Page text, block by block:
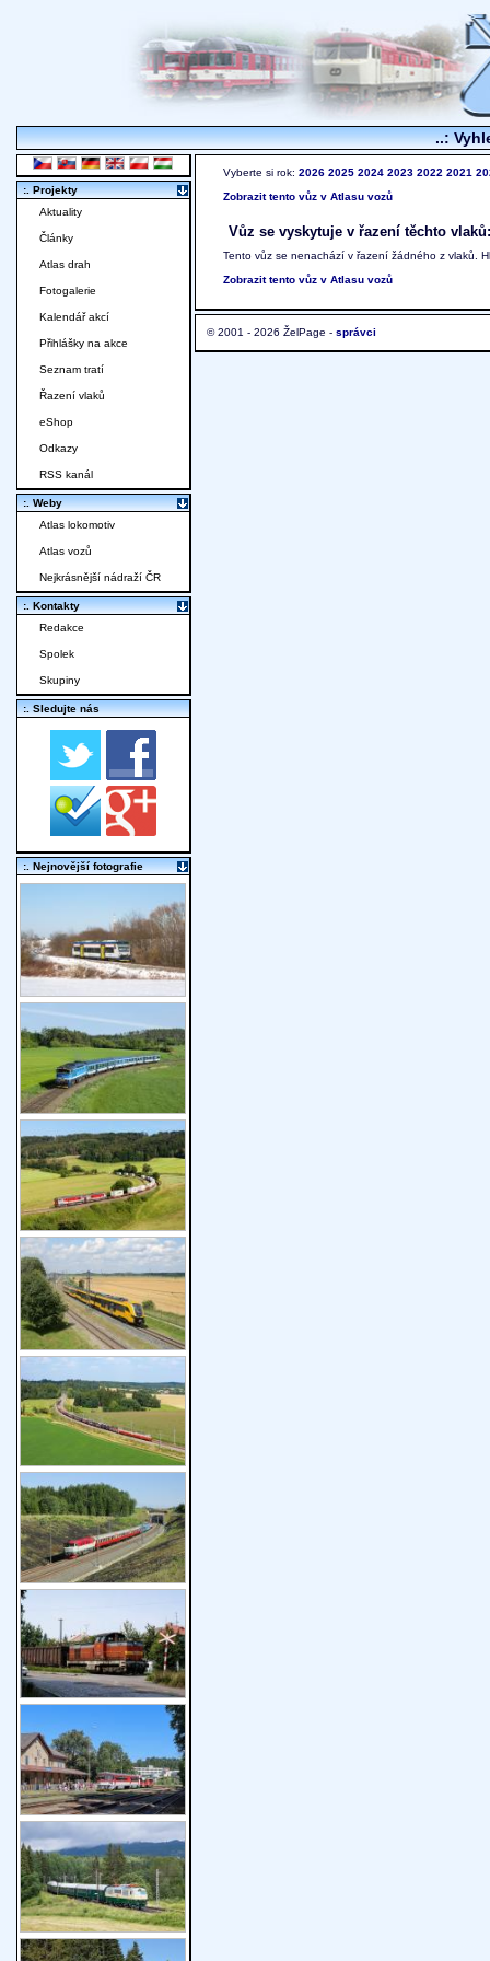
..:
Vyberte si rok: 2026 2025 2024 2023 2022 2021
Zobrazit tento vůz v Atlasu vozů
Vůz se vyskytuje v řazení těchto vlaků:
Tento vůz se nenachází v řazení žádného z vlaků.
Zobrazit tento vůz v Atlasu vozů
© 2001 - 2026 ŽelPage - správci
:. Projekty
Aktuality
Články
Atlas drah
Fotogalerie
Kalendář akcí
Přihlášky na akce
Seznam tratí
Řazení vlaků
eShop
Odkazy
RSS kanál
:. Weby
Atlas lokomotiv
Atlas vozů
Nejkrásnější nádraží ČR
:. Kontakty
Redakce
Spolek
Skupiny
:. Sledujte nás
:. Nejnovější fotografie